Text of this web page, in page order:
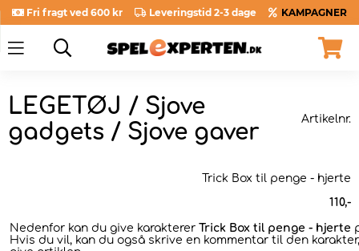
Fri fragt ved 600 kr Leveringstid 2-3 dage KAMPAGNER
LEGETØJ / Sjove
gadgets / Sjove gaver
Artikelnr.
Trick Box til penge - hjerte
110,-
Nedenfor kan du give karakterer Trick Box til penge - hjerte
Hvis du vil, kan du også skrive en kommentar til den